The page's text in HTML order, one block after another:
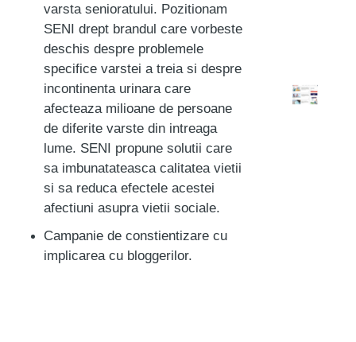
varsta senioratului. Pozitionam
SENI drept brandul care vorbeste
deschis despre problemele
specifice varstei a treia si despre
incontinenta urinara care
afecteaza milioane de persoane
de diferite varste din intreaga
lume. SENI propune solutii care
sa imbunatateasca calitatea vietii
si sa reduca efectele acestei
afectiuni asupra vietii sociale.
Campanie de constientizare cu
implicarea cu bloggerilor.